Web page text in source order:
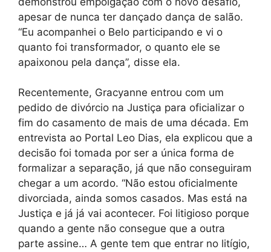
apesar de nunca ter dançado dança de salão.
“Eu acompanhei o Belo participando e vi o
quanto foi transformador, o quanto ele se
apaixonou pela dança”, disse ela.
Recentemente, Gracyanne entrou com um
pedido de divórcio na Justiça para oficializar o
fim do casamento de mais de uma década. Em
entrevista ao Portal Leo Dias, ela explicou que a
decisão foi tomada por ser a única forma de
formalizar a separação, já que não conseguiram
chegar a um acordo. “Não estou oficialmente
divorciada, ainda somos casados. Mas está na
Justiça e já já vai acontecer. Foi litigioso porque
quando a gente não consegue que a outra
parte assine… A gente tem que entrar no litígio,